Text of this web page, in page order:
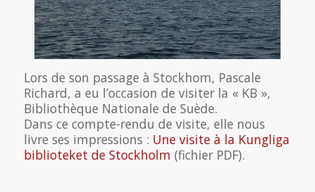
Lors de son passage à Stockhom, Pascale
Richard, a eu l’occasion de visiter la « KB »,
Bibliothèque Nationale de Suède.
Dans ce compte-rendu de visite, elle nous
livre ses impressions : Une visite à la Kungliga
biblioteket de Stockholm (fichier PDF).